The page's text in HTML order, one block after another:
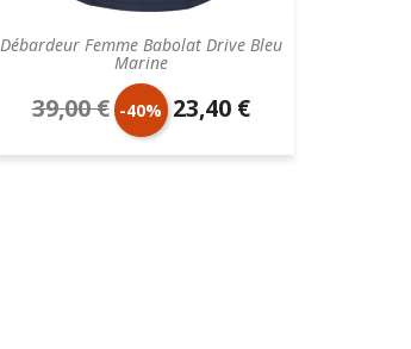
Débardeur Femme Babolat Drive Bleu
Marine
Prix
de
39,00 € -40% Prix
unitaire
23,40 €